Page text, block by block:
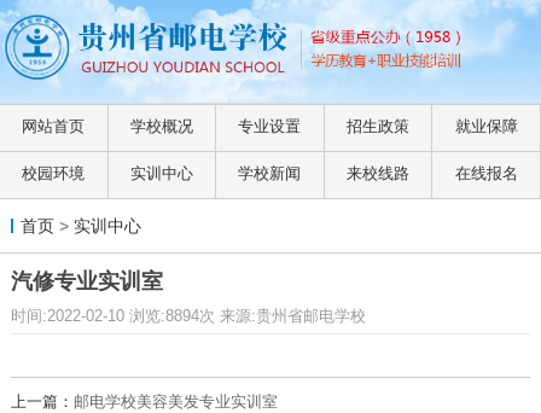
网站首页 学校概况 专业设置 招生政策 就业保障
校园环境 实训中心 学校新闻 来校线路 在线报名
首页> 实训中心
汽修专业实训室
时间:2022-02-10 浏览:8894次 来源:贵州省邮电学校
上一篇： 邮电学校美容美发专业实训室